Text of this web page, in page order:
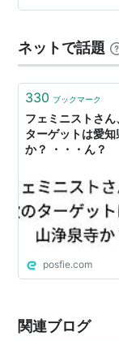
携わる人って
うなところも印
知識や技術を
新し…
ネットで話題
330 ブックマーク
フェミニストさ
ターゲットは愛
か？ ・・・ん？
posfie.com
関連ブログ